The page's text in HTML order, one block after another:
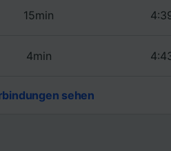
15min
4min
sehen